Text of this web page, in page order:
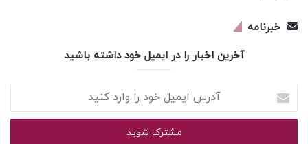
خبرنامه
آخرین اخبار را در ایمیل خود داشته باشید
ایمیل
خود